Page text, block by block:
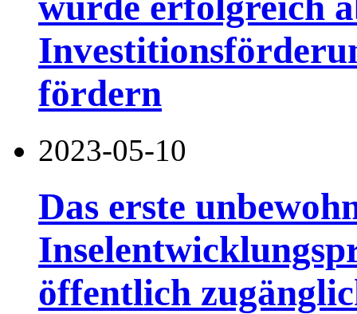
fördern
2023-05-10
Das erste
öffentlich